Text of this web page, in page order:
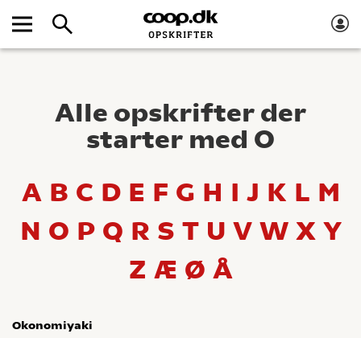
Alle opskrifter der
starter med O
A B C D E F G H I J K L M
N O P Q R S T U V W X Y
Z Æ Ø Å
Okonomiyaki